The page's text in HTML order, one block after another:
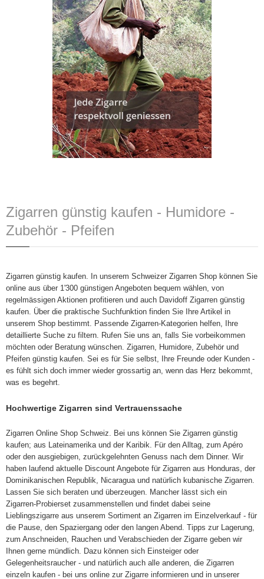
Zigarren günstig kaufen - Humidore -
Zubehör - Pfeifen
Zigarren günstig kaufen. In unserem Schweizer Zigarren Shop können Sie
online aus über 1'300 günstigen Angeboten bequem wählen, von
regelmässigen Aktionen profitieren und auch Davidoff Zigarren günstig
kaufen. Über die praktische Suchfunktion finden Sie Ihre Artikel in
unserem Shop bestimmt. Passende Zigarren-Kategorien helfen, Ihre
detaillierte Suche zu filtern. Rufen Sie uns an, falls Sie vorbeikommen
möchten oder Beratung wünschen. Zigarren, Humidore, Zubehör und
Pfeifen günstig kaufen. Sei es für Sie selbst, Ihre Freunde oder Kunden -
es fühlt sich doch immer wieder grossartig an, wenn das Herz bekommt,
was es begehrt.
Hochwertige Zigarren sind Vertrauenssache
Zigarren Online Shop Schweiz. Bei uns können Sie Zigarren günstig
kaufen; aus Lateinamerika und der Karibik. Für den Alltag, zum Apéro
oder den ausgiebigen, zurückgelehnten Genuss nach dem Dinner. Wir
haben laufend aktuelle Discount Angebote für Zigarren aus Honduras, der
Dominikanischen Republik, Nicaragua und natürlich kubanische Zigarren.
Lassen Sie sich beraten und überzeugen. Mancher lässt sich ein
Zigarren-Probierset zusammenstellen und findet dabei seine
Lieblingszigarre aus unserem Sortiment an Zigarren im Einzelverkauf - für
die Pause, den Spaziergang oder den langen Abend. Tipps zur Lagerung,
zum Anschneiden, Rauchen und Verabschieden der Zigarre geben wir
Ihnen gerne mündlich. Dazu können sich Einsteiger oder
Gelegenheitsraucher - und natürlich auch alle anderen, die Zigarren
einzeln kaufen - bei uns online zur Zigarre informieren und in unserer